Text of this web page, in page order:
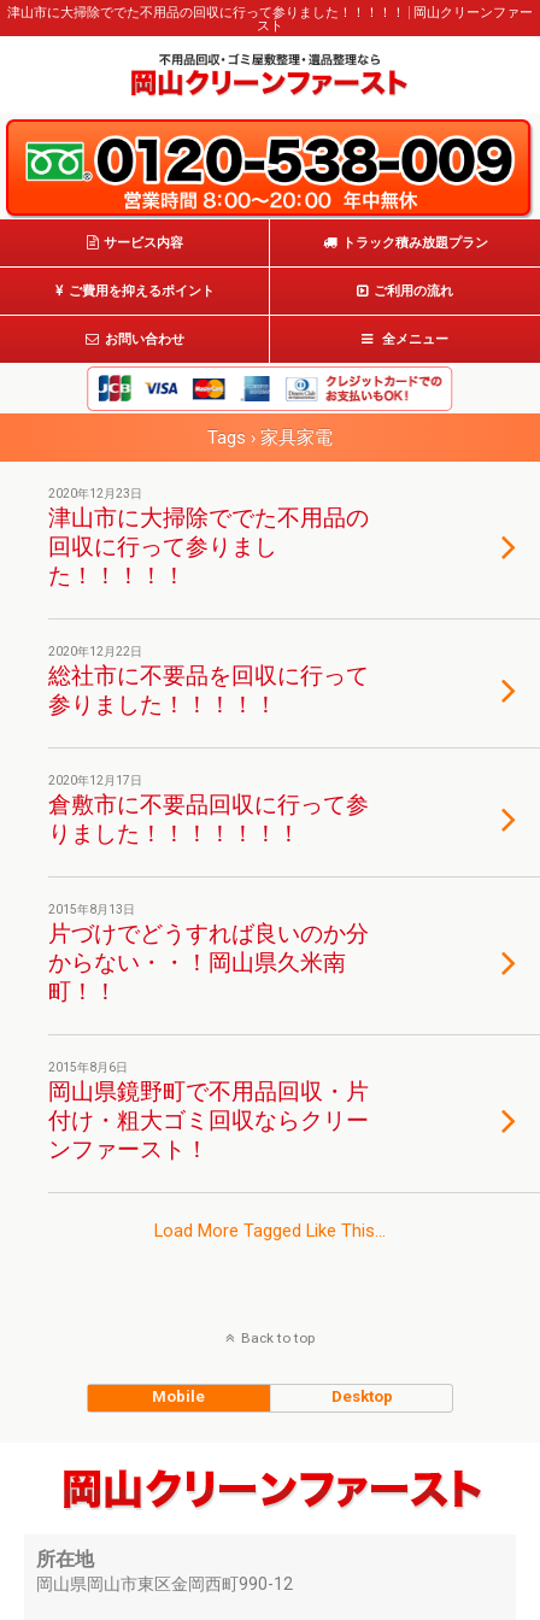
津山市に大掃除ででた不用品の回収に行って参りました！！！！！ | 岡山クリーンファー
スト
サービス内容 トラック積み放題プラン
ご費用を抑えるポイント ご利用の流れ
お問い合わせ 全メニュー
Tags › 家具家電
2020年12月23日
津山市に大掃除ででた不用品の
回収に行って参りまし
た！！！！！
2020年12月22日
総社市に不要品を回収に行って
参りました！！！！！
2020年12月17日
倉敷市に不要品回収に行って参
りました！！！！！！！
2015年8月13日
片づけでどうすれば良いのか分
からない・・！岡山県久米南
町！！
2015年8月6日
岡山県鏡野町で不用品回収・片
付け・粗大ゴミ回収ならクリー
ンファースト！
Load More Tagged Like This…
Back to top
Mobile Desktop
所在地
岡山県岡山市東区金岡西町990-12